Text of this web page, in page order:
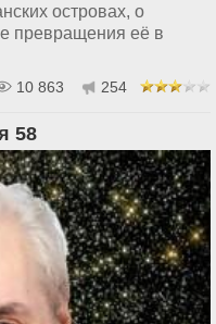
островах, о
превращения её в
10 863 254
58